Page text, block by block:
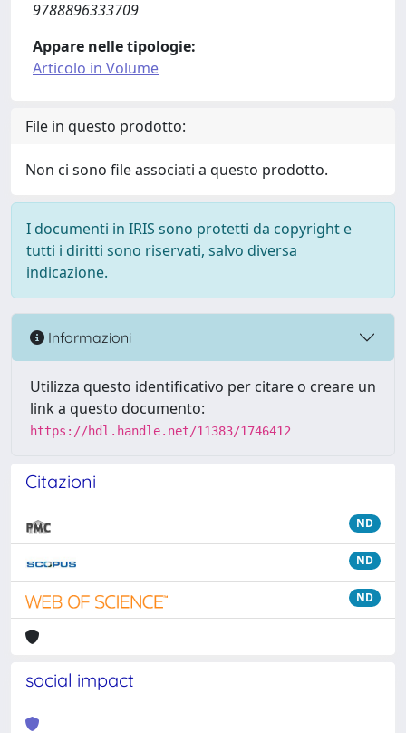
9788896333709
Appare nelle tipologie:
Articolo in Volume
File in questo prodotto:
Non ci sono file associati a questo prodotto.
I documenti in IRIS sono protetti da copyright e
tutti i diritti sono riservati, salvo diversa
indicazione.
Informazioni
Utilizza questo identificativo per citare o creare un
link a questo documento:
https://hdl.handle.net/11383/1746412
Citazioni
ND
ND
ND
social impact